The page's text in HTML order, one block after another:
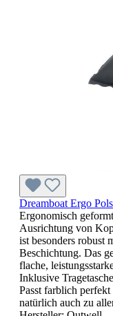
Dreamboat Ergo
Ergonomisch
Ausrichtung von
ist besonders robust
Beschichtung. Das
flache,
Inklusive
Passt farblich
natürlich auch zu